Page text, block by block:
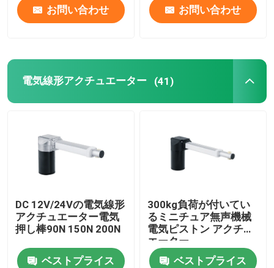
磁石DCモーター
電気線形アクチュエーター
練るモーター
打楽器モーター
お問い合わせ お問い合わせ
電気線形アクチュエーター (41)
DC 12V/24Vの電気線形
アクチュエーター電気
押し棒90N 150N 200N
ベストプライス
300kg負荷が付いてい
るミニチュア無声機械
電気ピストン アクチュ
エーター
ベストプライス